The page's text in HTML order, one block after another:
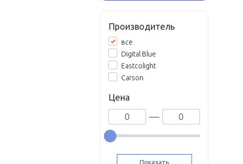
Производитель
все
Digital Blue
Eastcolight
Carson
Цена